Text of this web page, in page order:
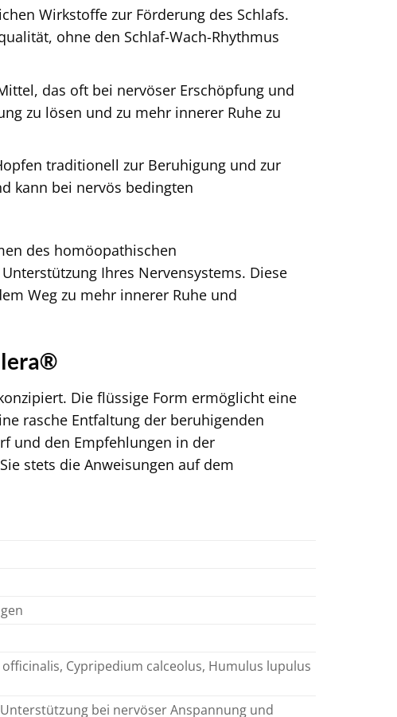
Wirkstoffe zur Förderung des Schlafs.
ohne den Schlaf-Wach-Rhythmus
das oft bei nervöser Erschöpfung und
zu lösen und zu mehr innerer Ruhe zu
traditionell zur Beruhigung und zur
kann bei nervös bedingten
des homöopathischen
Ihres Nervensystems. Diese
Weg zu mehr innerer Ruhe und
Die flüssige Form ermöglicht eine
rasche Entfaltung der beruhigenden
und den Empfehlungen in der
stets die Anweisungen auf dem
Cypripedium calceolus, Humulus lupulus
bei nervöser Anspannung und